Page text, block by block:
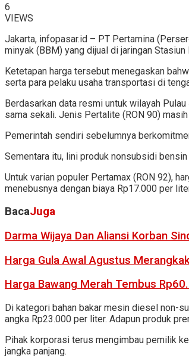
6
VIEWS
Jakarta, infopasar.id – PT Pertamina
minyak (BBM) yang dijual di jaringan
Ketetapan harga tersebut menegaskan
serta para pelaku usaha transportasi di
Berdasarkan data resmi untuk wilayah
sama sekali. Jenis Pertalite (RON 90)
Pemerintah sendiri sebelumnya
Sementara itu, lini produk nonsubsidi
Untuk varian populer Pertamax (RON 92),
menebusnya dengan biaya Rp17.000 per
BacaJuga
Darma Wijaya Dan Aliansi Korban
Harga Gula Awal Agustus
Harga Bawang Merah Tembus
Di kategori bahan bakar mesin diesel non-
angka Rp23.000 per liter. Adapun produk
Pihak korporasi terus mengimbau pemilik
jangka panjang.